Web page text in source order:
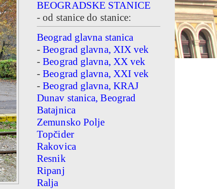
BEOGRADSKE STANICE
- od stanice do stanice:
Beograd glavna stanica
-Beograd glavna, XIX vek
-Beograd glavna, XX vek
-Beograd glavna, XXI vek
-Beograd glavna, KRAJ
Dunav stanica, Beograd
Batajnica
Zemunsko Polje
Topčider
Rakovica
Resnik
Ripanj
Ralja